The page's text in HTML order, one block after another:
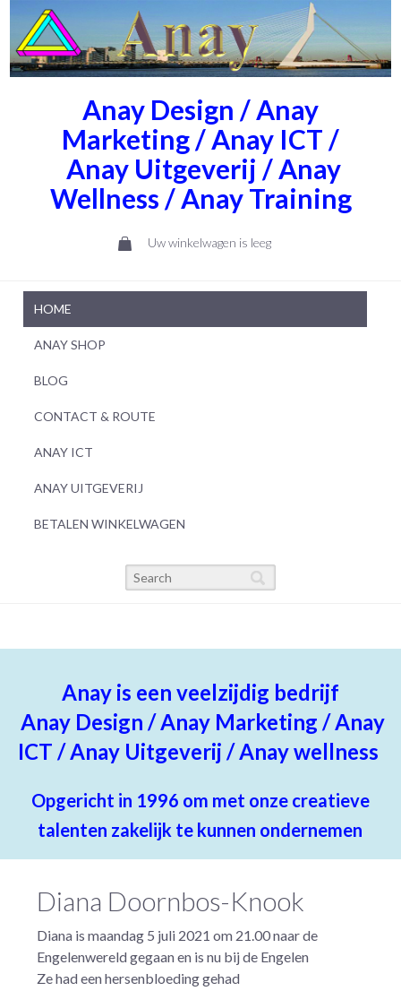
Anay Design / Anay
Marketing / Anay ICT /
Anay Uitgeverij / Anay
Wellness / Anay Training
Uw winkelwagen is leeg
HOME
ANAY SHOP
BLOG
CONTACT & ROUTE
ANAY ICT
ANAY UITGEVERIJ
BETALEN WINKELWAGEN
Anay is een veelzijdig bedrijf
Anay Design /Anay Marketing / Anay
ICT / Anay Uitgeverij / Anay wellness
Opgericht in 1996 om met onze creatieve
talenten zakelijk te kunnen ondernemen
Diana Doornbos-Knook
Diana is maandag 5 juli 2021 om 21.00 naar de
Engelenwereld gegaan en is nu bij de Engelen
Ze had een hersenbloeding gehad